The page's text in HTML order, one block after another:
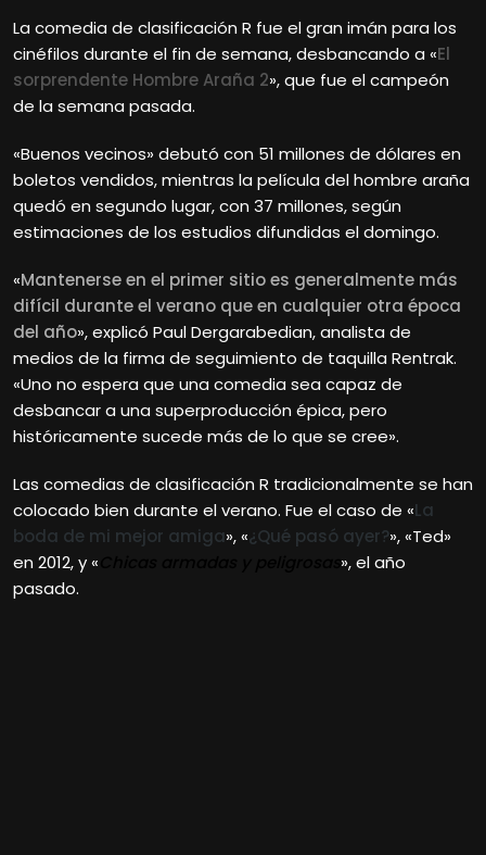
La comedia de clasificación R fue el gran imán para los
cinéfilos durante el fin de semana, desbancando a «El
sorprendente Hombre Araña 2», que fue el campeón
de la semana pasada.
«Buenos vecinos» debutó con 51 millones de dólares en
boletos vendidos, mientras la película del hombre araña
quedó en segundo lugar, con 37 millones, según
estimaciones de los estudios difundidas el domingo.
«Mantenerse en el primer sitio es generalmente más
difícil durante el verano que en cualquier otra época
del año», explicó Paul Dergarabedian, analista de
medios de la firma de seguimiento de taquilla Rentrak.
«Uno no espera que una comedia sea capaz de
desbancar a una superproducción épica, pero
históricamente sucede más de lo que se cree».
Las comedias de clasificación R tradicionalmente se han
colocado bien durante el verano. Fue el caso de «La
boda de mi mejor amiga», «¿Qué pasó ayer?», «Ted»
en 2012, y «
», el año
pasado.